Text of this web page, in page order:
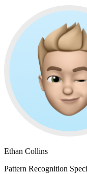
Ethan Collins
Pattern Recognition